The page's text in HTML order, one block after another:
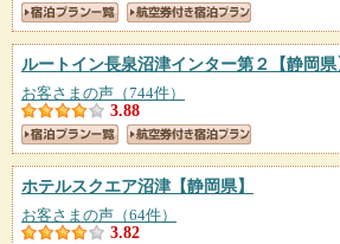
ルートイン長泉沼津インター第２ 【静岡県
お客さまの声（744件）
3.88
ホテルスクエア沼津 【静岡県】
お客さまの声（64件）
3.82